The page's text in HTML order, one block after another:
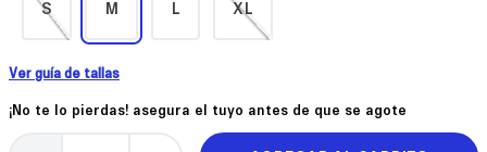
S M L XL
Ver guía de tallas
¡No te lo pierdas! asegura el tuyo antes de que se agote